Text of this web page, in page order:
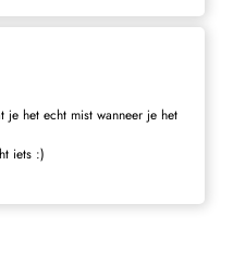
het echt mist wanneer je het
iets :)